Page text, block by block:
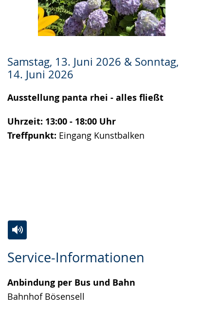
Samstag, 13. Juni 2026 & Sonntag,
14. Juni 2026
Ausstellung panta rhei - alles fließt
Uhrzeit: 13:00 - 18:00 Uhr
Treffpunkt: Eingang Kunstbalken
Service-Informationen
Anbindung per Bus und Bahn
Bahnhof Bösensell
Leichten
wechseln.
Audio-
Video
Deutscher
Gebärdensprache